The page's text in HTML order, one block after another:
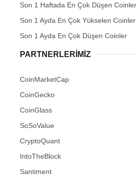
Son 1 Haftada En Çok Düşen Coinler
Son 1 Ayda En Çok Yükselen Coinler
Son 1 Ayda En Çok Düşen Coinler
PARTNERLERIMIZ
CoinMarketCap
CoinGecko
CoinGlass
SoSoValue
CryptoQuant
IntoTheBlock
Santiment